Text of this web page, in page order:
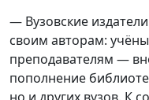
— Вузовские
своим авторам:
преподавателям —
пополнение